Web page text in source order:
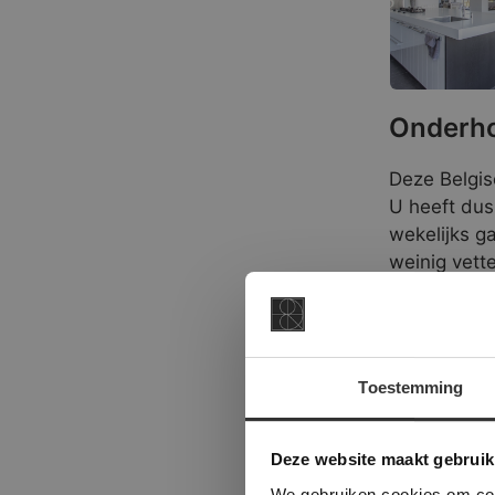
Toestemming
Deze website maakt
Deze
U heeft
wekelijks
weinig
te bevatten.
Deze
onze